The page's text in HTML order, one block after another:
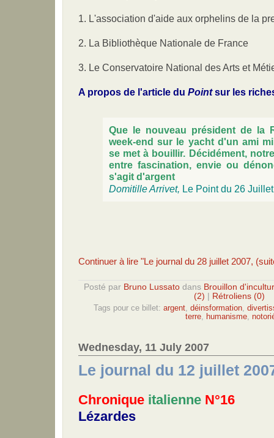
1. L'association d'aide aux orphelins de la
2. La Bibliothèque Nationale de France
3. Le Conservatoire National des Arts et
A propos de l'article du Pointsur les
Que le nouveau président de la
week-end sur le yacht d'un ami
se met à bouillir. Décidément,
entre fascination, envie ou
s'agit d'argent
Domitille Arrivet, Le Point du 26
Continuer à lire "Le journal du 28 juillet 2007,
Posté par Bruno Lussatodans Brouillon
(2)
Rétroliens (0)
Tags pour ce billet: argent déinsformation
terre
humanisme
Wednesday, 11 July 2007
Le journal du 12 juillet
Chronique italienne N°16
Lézardes